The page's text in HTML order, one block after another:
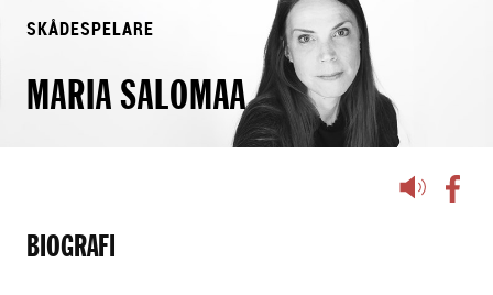
SKÅDESPELARE
MARIA SALOMAA
Lyssna
BIOGRAFI